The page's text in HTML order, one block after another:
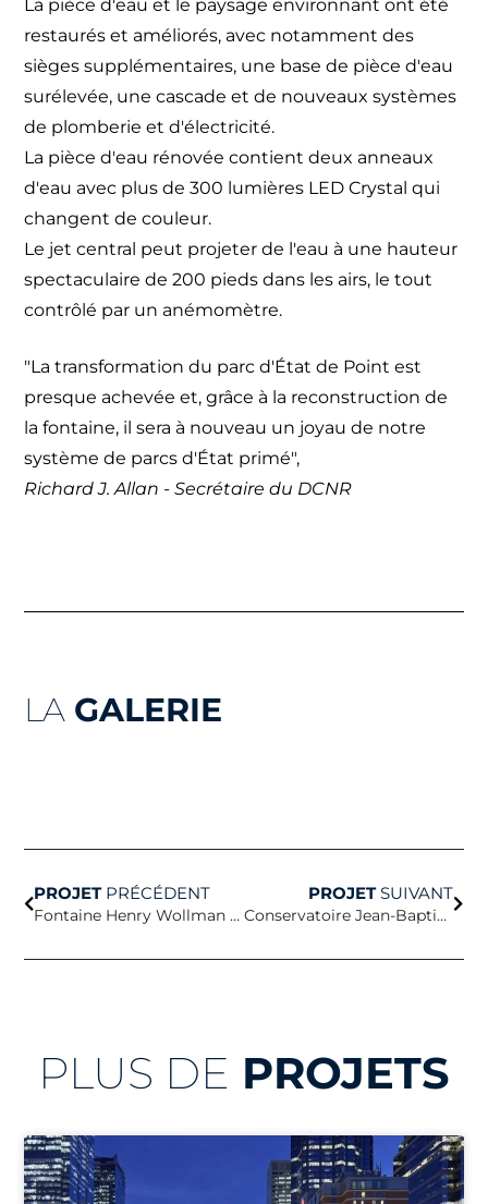
La pièce d'eau et le paysage environnant ont été
restaurés et améliorés, avec notamment des
sièges supplémentaires, une base de pièce d'eau
surélevée, une cascade et de nouveaux systèmes
de plomberie et d'électricité.
La pièce d'eau rénovée contient deux anneaux
d'eau avec plus de 300 lumières LED Crystal qui
changent de couleur.
Le jet central peut projeter de l'eau à une hauteur
spectaculaire de 200 pieds dans les airs, le tout
contrôlé par un anémomètre.
"La transformation du parc d'État de Point est
presque achevée et, grâce à la reconstruction de
la fontaine, il sera à nouveau un joyau de notre
système de parcs d'État primé",
Richard J. Allan - Secrétaire du DCNR
LA GALERIE
PROJETPRÉCÉDENT
Fontaine Henry Wollman Bloch
PROJETSUIVANT
Conservatoire Jean-Baptiste Lully
PLUS DE PROJETS